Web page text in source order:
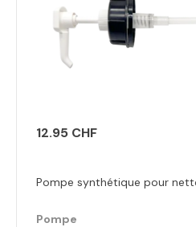
12.95 CHF
Pompe synthétique pour
Pompe